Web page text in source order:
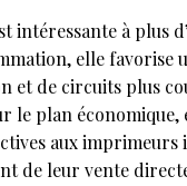
intéressante à plus
elle favorise
et de circuits plus
le plan économique,
aux imprimeurs
de leur vente